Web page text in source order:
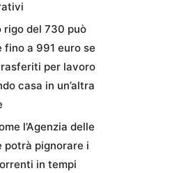
rigo del 730 può
fino a 991 euro se
per lavoro
casa in un’altra
l’Agenzia delle
potrà pignorare i
in tempi